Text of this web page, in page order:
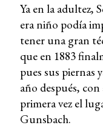
Ya en la adultez,
era niño podía
tener una gran
que en 1883
pues sus piernas
año después,
primera vez el
Gunsbach.